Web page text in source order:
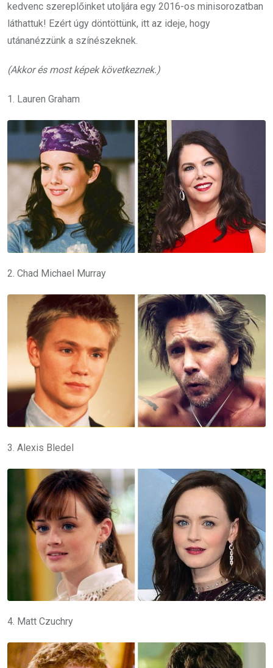
kedvenc szereplőinket utoljára egy 2016-os minisorozatban
láthattuk! Ezért úgy döntöttünk, itt az ideje, hogy
utánanézzünk a színészeknek.
(Akkor és most képek következnek.)
1. Lauren Graham
2. Chad Michael Murray
3. Alexis Bledel
4. Matt Czuchry